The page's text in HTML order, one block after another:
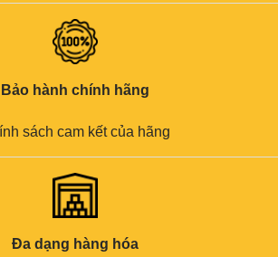
Bảo hành chính hãng
sách cam kết của hãng
Đa dạng hàng hóa